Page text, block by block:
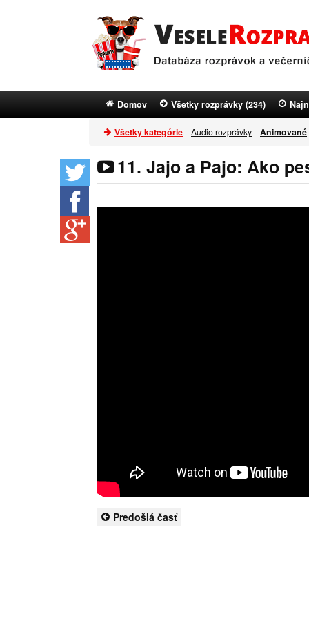
Domov Všetky rozprávky (234)
Všetky kategórie Audio rozprávky Animované
11. Jajo a Pajo: Ako
Predošlá časť